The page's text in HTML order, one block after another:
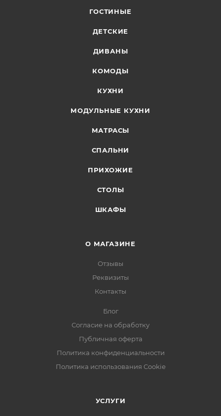
ГОСТИНЫЕ
ДЕТСКИЕ
ДИВАНЫ
КОМОДЫ
КУХНИ
МОДУЛЬНЫЕ КУХНИ
МАТРАСЫ
СПАЛЬНИ
ПРИХОЖИЕ
СТОЛЫ
ШКАФЫ
О МАГАЗИНЕ
Отзывы
Реквизиты
Контакты
Блог
Согласие на обработку
Публичная оферта
Политика конфиденциальности
Политика использования Cookie
УСЛУГИ